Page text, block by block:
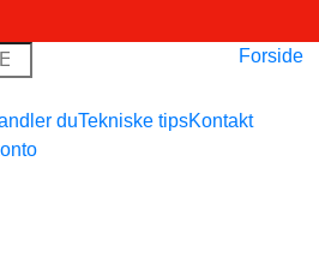
Forside
duTekniske tipsKontakt